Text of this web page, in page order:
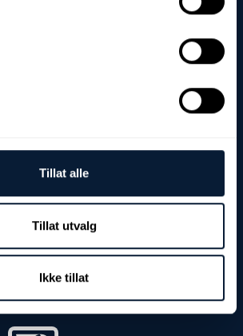
Tillat alle
Tillat utvalg
Ikke tillat
Endereço postal:
Caixa Postal 103
Tel.: (+47) 74 39 37 90
E-mail: post@nolab.no